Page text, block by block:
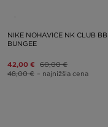
NIKE NOHAVICE NK CLUB BB
BUNGEE
42,00 € 60,00 €
48,00 € – najnižšia cena